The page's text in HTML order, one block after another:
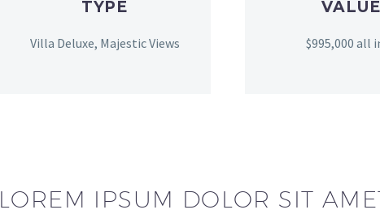
TYPE
Villa Deluxe, Majestic Views
VALUE
$995,000 all
LOREM IPSUM DOLOR SIT